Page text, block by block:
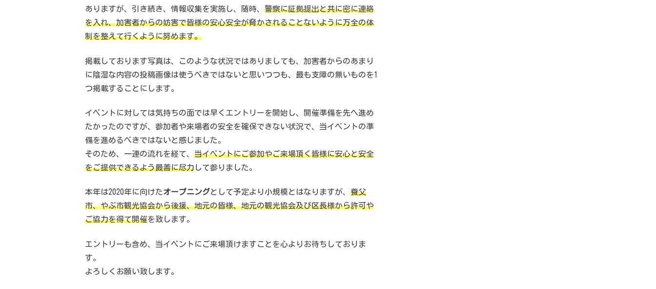
ありますが、引き続き、情報収集を実施し、随時、 警察に証拠提出と共に密に連絡
を入れ、加害者からの妨害で皆様の安心安全が脅かされることないように万全の体
制を整えて行くように努めます。
掲載しております写真は、このような状況ではありましても、加害者からのあまり
に陰湿な内容の投稿画像は使うべきではないと思いつつも、最も支障の無いものを1
つ掲載することにします。
イベントに対しては気持ちの面では早くエントリーを開始し、開催準備を先へ進め
たかったのですが、参加者や来場者の安全を確保できない状況で、当イベントの準
備を進めるべきではないと感じました。
そのため、一連の流れを経て、 当イベントにご参加やご来場頂く皆様に安心と安全
をご提供できるよう最善に尽力して参りました。
本年は2020年に向けたオープニングとして予定より小規模とはなりますが、 養父
市、やぶ市観光協会から後援、地元の皆様、地元の観光協会及び区長様から許可や
ご協力を得て開催を致します。
エントリーも含め、当イベントにご来場頂けますことを心よりお待ちしておりま
す。
よろしくお願い致します。